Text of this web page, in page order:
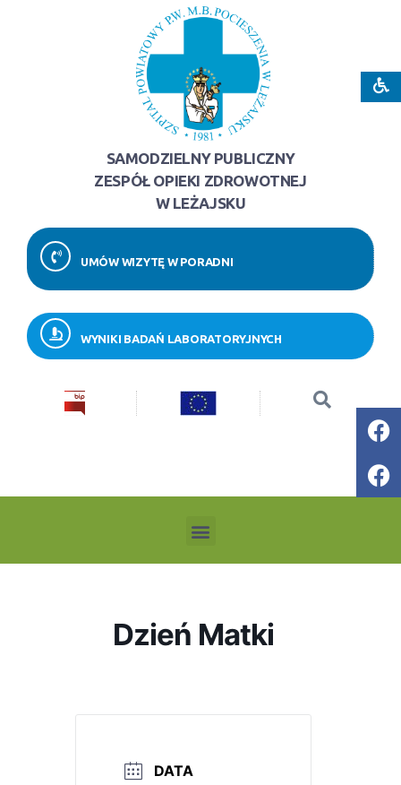
SAMODZIELNY PUBLICZNY
ZESPÓŁ OPIEKI ZDROWOTNEJ
W LEŻAJSKU
UMÓW WIZYTĘ W PORADNI
WYNIKI BADAŃ LABORATORYJNYCH
Dzień Matki
DATA